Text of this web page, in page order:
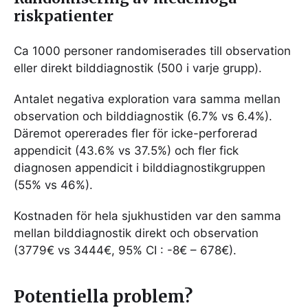
riskpatienter
Ca 1000 personer randomiserades till observation
eller direkt bilddiagnostik (500 i varje grupp).
Antalet negativa exploration vara samma mellan
observation och bilddiagnostik (6.7% vs 6.4%).
Däremot opererades fler för icke-perforerad
appendicit (43.6% vs 37.5%) och fler fick
diagnosen appendicit i bilddiagnostikgruppen
(55% vs 46%).
Kostnaden för hela sjukhustiden var den samma
mellan bilddiagnostik direkt och observation
(3779€ vs 3444€, 95% CI : -8€ – 678€).
Potentiella problem?